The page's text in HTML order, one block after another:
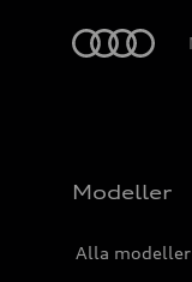
Modeller
Alla modeller